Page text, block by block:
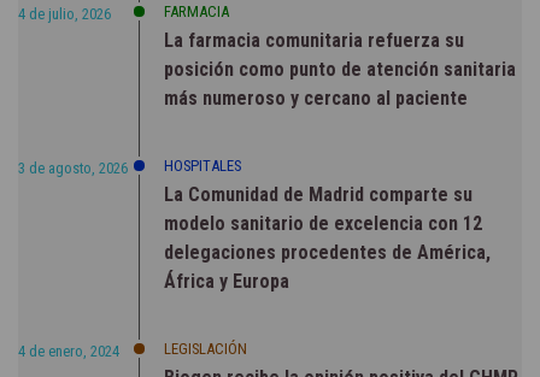
4 de julio, 2026 FARMACIA
La farmacia comunitaria refuerza su
posición como punto de atención sanitaria
más numeroso y cercano al paciente
3 de agosto, 2026 HOSPITALES
La Comunidad de Madrid comparte su
modelo sanitario de excelencia con 12
delegaciones procedentes de América,
África y Europa
4 de enero, 2024 LEGISLACIÓN